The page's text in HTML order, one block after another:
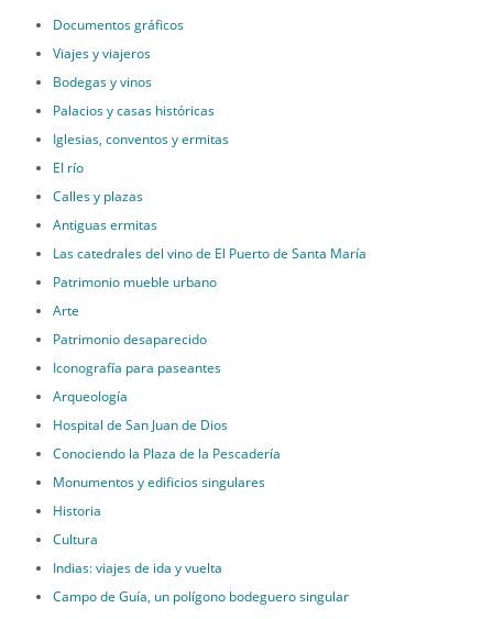
Documentos gráficos
Viajes y viajeros
Bodegas y vinos
Palacios y casas históricas
Iglesias, conventos y ermitas
El río
Calles y plazas
Antiguas ermitas
Las catedrales del vino de El Puerto de Santa María
Patrimonio mueble urbano
Arte
Patrimonio desaparecido
Iconografía para paseantes
Arqueología
Hospital de San Juan de Dios
Conociendo la Plaza de la Pescadería
Monumentos y edificios singulares
Historia
Cultura
Indias: viajes de ida y vuelta
Campo de Guía, un polígono bodeguero singular